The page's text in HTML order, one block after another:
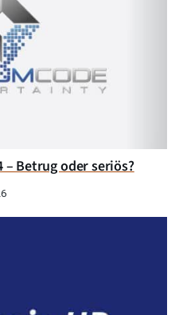
– Betrug oder seriös?